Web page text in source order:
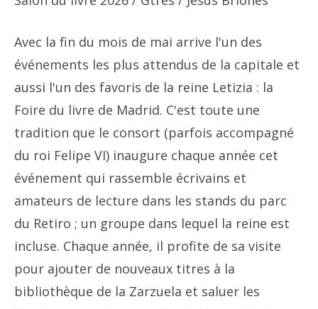
Avec la fin du mois de mai arrive l'un des
événements les plus attendus de la capitale et
aussi l'un des favoris de la reine Letizia : la
Foire du livre de Madrid. C'est toute une
tradition que le consort (parfois accompagné
du roi Felipe VI) inaugure chaque année cet
événement qui rassemble écrivains et
amateurs de lecture dans les stands du parc
du Retiro ; un groupe dans lequel la reine est
incluse. Chaque année, il profite de sa visite
pour ajouter de nouveaux titres à la
bibliothèque de la Zarzuela et saluer les